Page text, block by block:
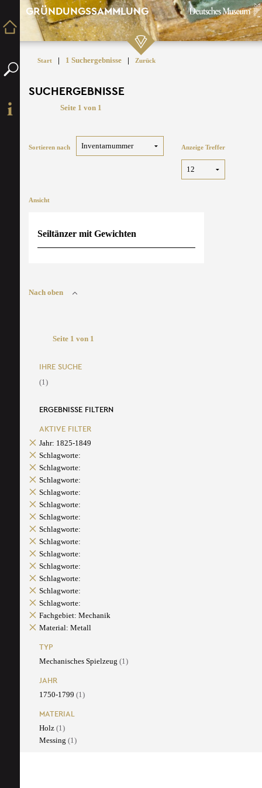
GRÜNDUNGSSAMMLUNG
Start | 1 Suchergebnisse | Zurück
SUCHERGEBNISSE
Seite 1 von 1
Sortieren nach Anzeige Treffer
Ansicht
Seiltänzer mit Gewichten
Nach oben
Seite 1 von 1
IHRE SUCHE
(1)
ERGEBNISSE FILTERN
AKTIVE FILTER
Jahr: 1825-1849
Schlagworte:
Schlagworte:
Schlagworte:
Schlagworte:
Schlagworte:
Schlagworte:
Schlagworte:
Schlagworte:
Schlagworte:
Schlagworte:
Schlagworte:
Schlagworte:
Schlagworte:
Fachgebiet: Mechanik
Material: Metall
TYP
Mechanisches Spielzeug (1)
JAHR
1750-1799 (1)
MATERIAL
Holz (1)
Messing (1)